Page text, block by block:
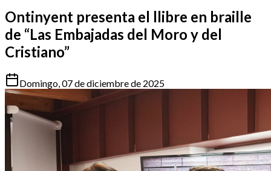
Ontinyent presenta el llibre en braille
de “Las Embajadas del Moro y del
Cristiano”
Domingo, 07 de diciembre de 2025